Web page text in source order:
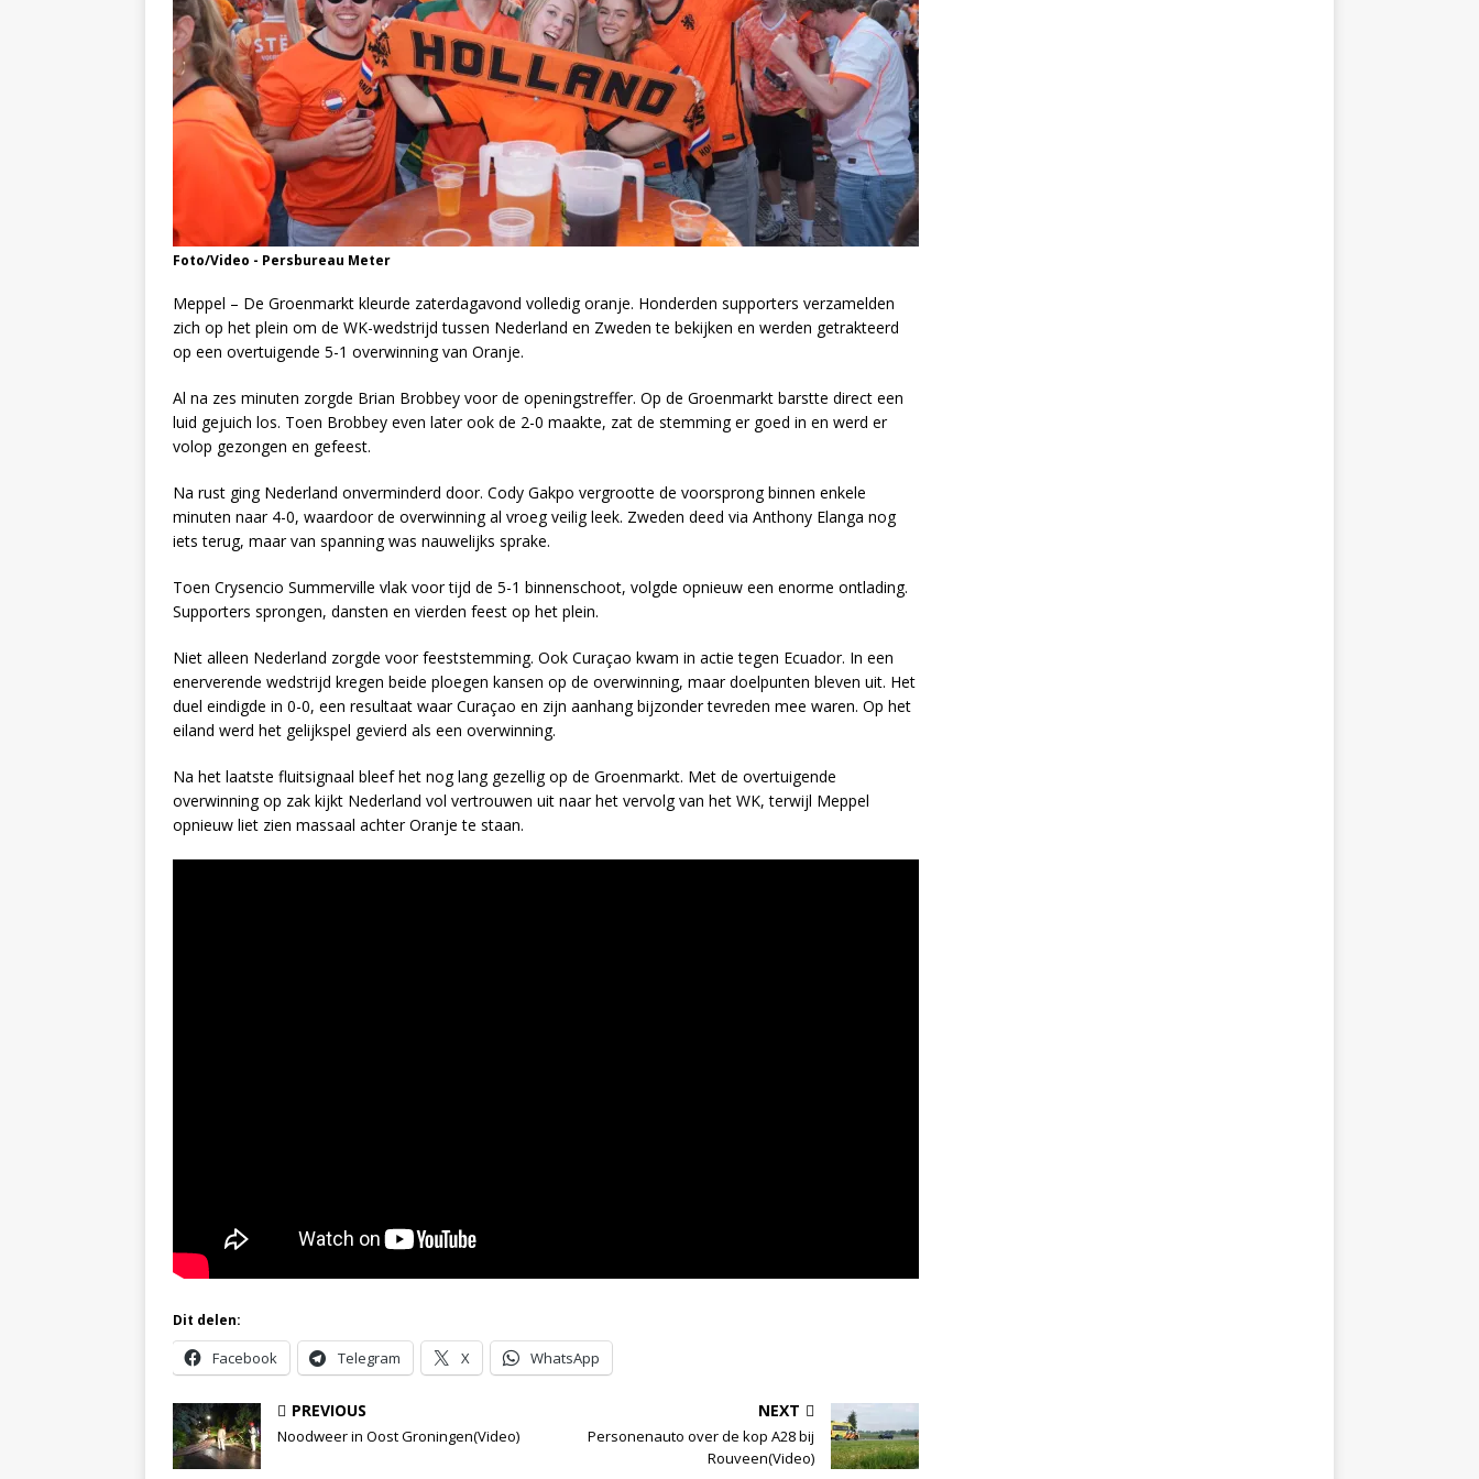
Foto/Video - Persbureau Meter
Meppel – De Groenmarkt kleurde zaterdagavond volledig oranje. Honderden supporters verzamelden
zich op het plein om de WK-wedstrijd tussen Nederland en Zweden te bekijken en werden getrakteerd
op een overtuigende 5-1 overwinning van Oranje.
Al na zes minuten zorgde Brian Brobbey voor de openingstreffer. Op de Groenmarkt barstte direct een
luid gejuich los. Toen Brobbey even later ook de 2-0 maakte, zat de stemming er goed in en werd er
volop gezongen en gefeest.
Na rust ging Nederland onverminderd door. Cody Gakpo vergrootte de voorsprong binnen enkele
minuten naar 4-0, waardoor de overwinning al vroeg veilig leek. Zweden deed via Anthony Elanga nog
iets terug, maar van spanning was nauwelijks sprake.
Toen Crysencio Summerville vlak voor tijd de 5-1 binnenschoot, volgde opnieuw een enorme ontlading.
Supporters sprongen, dansten en vierden feest op het plein.
Niet alleen Nederland zorgde voor feeststemming. Ook Curaçao kwam in actie tegen Ecuador. In een
enerverende wedstrijd kregen beide ploegen kansen op de overwinning, maar doelpunten bleven uit. Het
duel eindigde in 0-0, een resultaat waar Curaçao en zijn aanhang bijzonder tevreden mee waren. Op het
eiland werd het gelijkspel gevierd als een overwinning.
Na het laatste fluitsignaal bleef het nog lang gezellig op de Groenmarkt. Met de overtuigende
overwinning op zak kijkt Nederland vol vertrouwen uit naar het vervolg van het WK, terwijl Meppel
opnieuw liet zien massaal achter Oranje te staan.
Dit delen:
Facebook Telegram X WhatsApp
PREVIOUS
Noodweer in Oost Groningen(Video)
NEXT
Personenauto over de kop A28 bij
Rouveen(Video)